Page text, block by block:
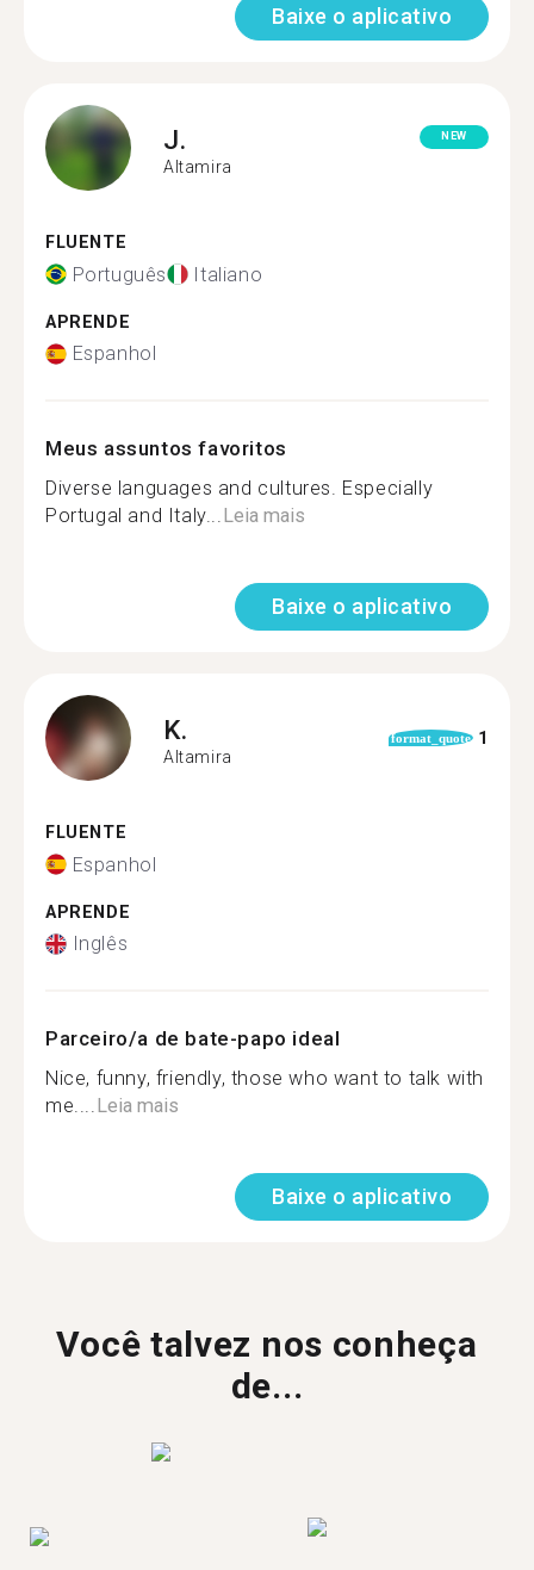
Baixe o aplicativo
J.
Altamira
NEW
FLUENTE
Português Italiano
APRENDE
Espanhol
Meus assuntos favoritos
Diverse languages ​​and cultures. Especially
Portugal and Italy...Leia mais
Baixe o aplicativo
K.
Altamira
format_quote 1
FLUENTE
Espanhol
APRENDE
Inglês
Parceiro/a de bate-papo ideal
Nice, funny, friendly, those who want to talk with
me....Leia mais
Baixe o aplicativo
Você talvez nos conheça
de...